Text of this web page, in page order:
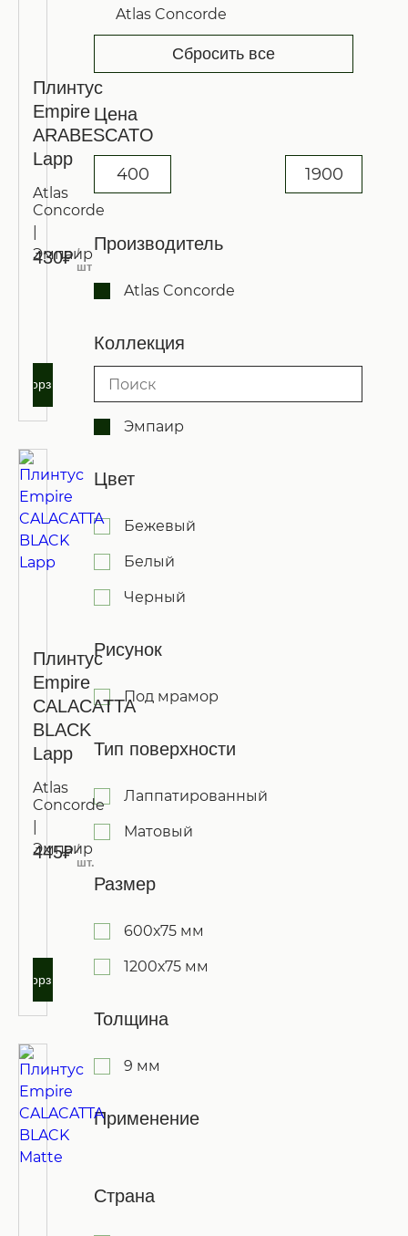
Atlas Concorde
Сбросить все
Цена
Коллекция
Эмпаир
Производитель
Atlas Concorde
Цвет
Бежевый
Белый
Черный
Рисунок
Под мрамор
Тип поверхности
Лаппатированный
Матовый
Размер
600х75 мм
1200х75 мм
Толщина
9 мм
Применение
Страна
Плинтус
Empire
ARABESCATO
Lapp
Atlas
Concorde
Эмпаир
430₽ /
шт
Запросить
В корзину
Плинтус
Empire
CALACATTA
BLACK
Lapp
Atlas
Concorde
Эмпаир
445₽ /
шт.
Запросить
В корзину